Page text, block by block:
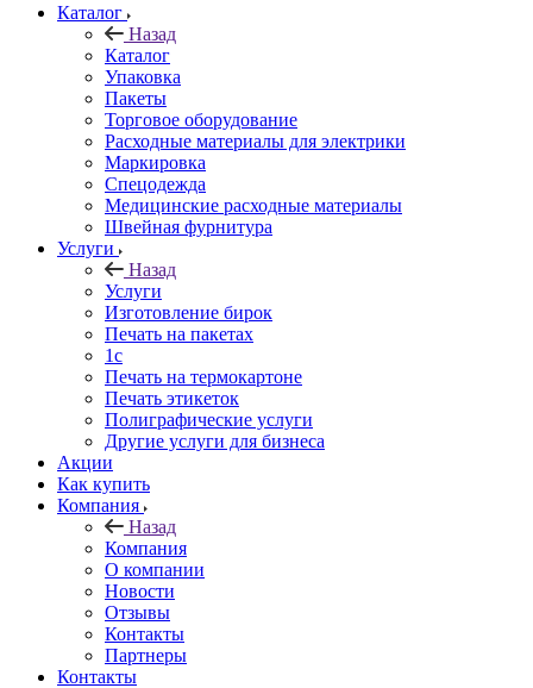
Каталог
Назад
Каталог
Упаковка
Пакеты
Торговое оборудование
Расходные материалы для электрики
Маркировка
Спецодежда
Медицинские расходные материалы
Швейная фурнитура
Услуги
Назад
Услуги
Изготовление бирок
Печать на пакетах
1c
Печать на термокартоне
Печать этикеток
Полиграфические услуги
Другие услуги для бизнеса
Акции
Как купить
Компания
Назад
Компания
О компании
Новости
Отзывы
Контакты
Партнеры
Контакты